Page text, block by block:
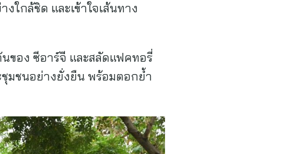
ใกล้ชิด และเข้าใจเส้นทาง
ของ ซีอาร์จี และสลัดแฟคทอรี่
ชุมชนอย่างยั่งยืน พร้อมตอกย้ำ